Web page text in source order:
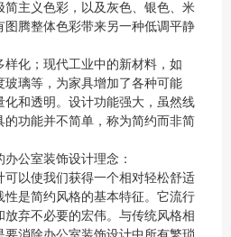
主义色彩，以及灰色、银色、米
腾整体色彩带来另一种低调平静
样化；现代工业中的新材料，如
璃等，为家具增加了各种可能
和透明。设计功能强大，虽然线
功能并不简单，称为简约而非简
公室装饰设计理念：
可以使我们获得一个相对轻松舒适
性是简约风格的基本特征。它流行
弃不必要的宏伟。与传统风格相